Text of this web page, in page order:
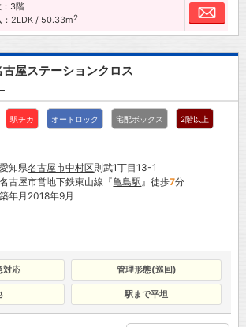
3階
：2LDK / 50.33m2
お
屋ステーションクロス
駅チカ オートロック 宅配ボックス 2階以上
愛知県名古屋市中村区則武1丁目13-1
名古屋市営地下鉄東山線『亀島駅』徒歩7分
築年月2018年9月
対応 管理形態(巡回)
駅まで平坦